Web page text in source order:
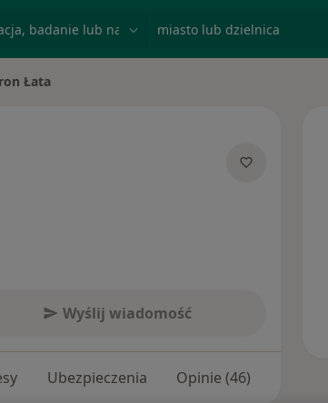
Łata
Wyślij wiadomość
Ubezpieczenia Opinie (46)